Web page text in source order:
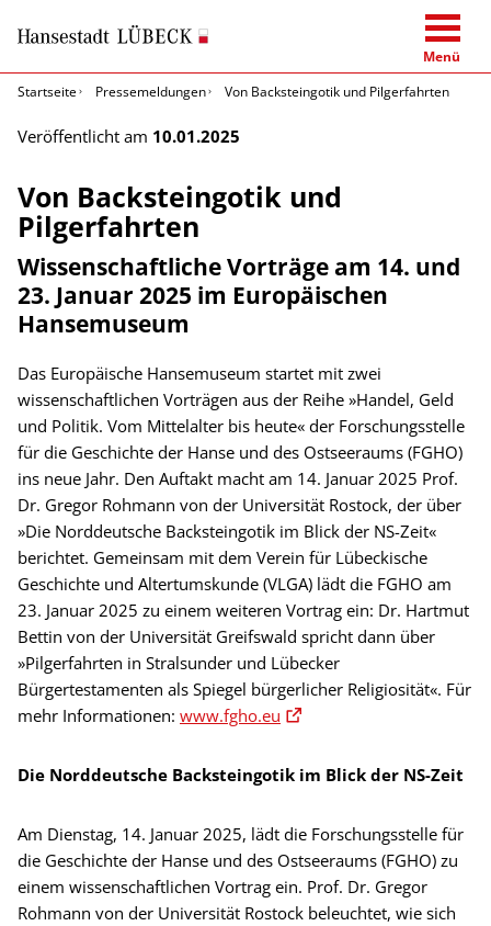
Menü
Startseite
Pressemeldungen Von Backsteingotik und Pilgerfahrten
Veröffentlicht am 10.01.2025
Von Backsteingotik und
Pilgerfahrten
Wissenschaftliche Vorträge am 14. und
23. Januar 2025 im Europäischen
Hansemuseum
Das Europäische Hansemuseum startet mit zwei
wissenschaftlichen Vorträgen aus der Reihe »Handel, Geld
und Politik. Vom Mittelalter bis heute« der Forschungsstelle
für die Geschichte der Hanse und des Ostseeraums (FGHO)
ins neue Jahr. Den Auftakt macht am 14. Januar 2025 Prof.
Dr. Gregor Rohmann von der Universität Rostock, der über
»Die Norddeutsche Backsteingotik im Blick der NS-Zeit«
berichtet. Gemeinsam mit dem Verein für Lübeckische
Geschichte und Altertumskunde (VLGA) lädt die FGHO am
23. Januar 2025 zu einem weiteren Vortrag ein: Dr. Hartmut
Bettin von der Universität Greifswald spricht dann über
»Pilgerfahrten in Stralsunder und Lübecker
Bürgertestamenten als Spiegel bürgerlicher Religiosität«. Für
mehr Informationen: www.fgho.eu
Die Norddeutsche Backsteingotik im Blick der NS-Zeit
Am Dienstag, 14. Januar 2025, lädt die Forschungsstelle für
die Geschichte der Hanse und des Ostseeraums (FGHO) zu
einem wissenschaftlichen Vortrag ein. Prof. Dr. Gregor
Rohmann von der Universität Rostock beleuchtet, wie sich